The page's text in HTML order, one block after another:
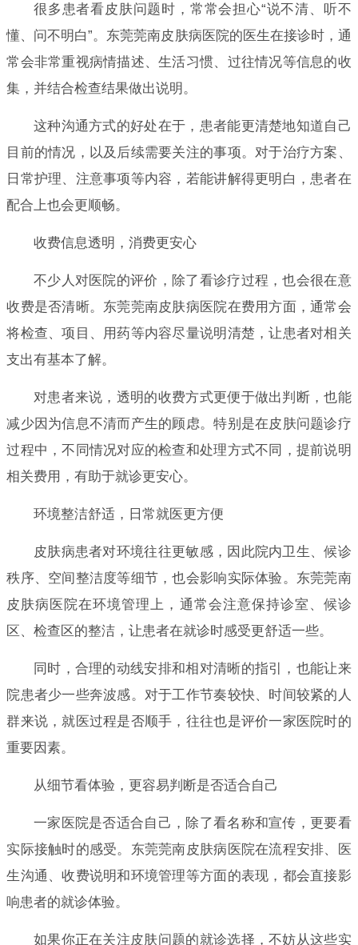
很多患者看皮肤问题时，常常会担心“说不清、听不
懂、问不明白”。东莞莞南皮肤病医院的医生在接诊时，通
常会非常重视病情描述、生活习惯、过往情况等信息的收
集，并结合检查结果做出说明。
这种沟通方式的好处在于，患者能更清楚地知道自己
目前的情况，以及后续需要关注的事项。对于治疗方案、
日常护理、注意事项等内容，若能讲解得更明白，患者在
配合上也会更顺畅。
收费信息透明，消费更安心
不少人对医院的评价，除了看诊疗过程，也会很在意
收费是否清晰。东莞莞南皮肤病医院在费用方面，通常会
将检查、项目、用药等内容尽量说明清楚，让患者对相关
支出有基本了解。
对患者来说，透明的收费方式更便于做出判断，也能
减少因为信息不清而产生的顾虑。特别是在皮肤问题诊疗
过程中，不同情况对应的检查和处理方式不同，提前说明
相关费用，有助于就诊更安心。
环境整洁舒适，日常就医更方便
皮肤病患者对环境往往更敏感，因此院内卫生、候诊
秩序、空间整洁度等细节，也会影响实际体验。东莞莞南
皮肤病医院在环境管理上，通常会注意保持诊室、候诊
区、检查区的整洁，让患者在就诊时感受更舒适一些。
同时，合理的动线安排和相对清晰的指引，也能让来
院患者少一些奔波感。对于工作节奏较快、时间较紧的人
群来说，就医过程是否顺手，往往也是评价一家医院时的
重要因素。
从细节看体验，更容易判断是否适合自己
一家医院是否适合自己，除了看名称和宣传，更要看
实际接触时的感受。东莞莞南皮肤病医院在流程安排、医
生沟通、收费说明和环境管理等方面的表现，都会直接影
响患者的就诊体验。
如果你正在关注皮肤问题的就诊选择，不妨从这些实